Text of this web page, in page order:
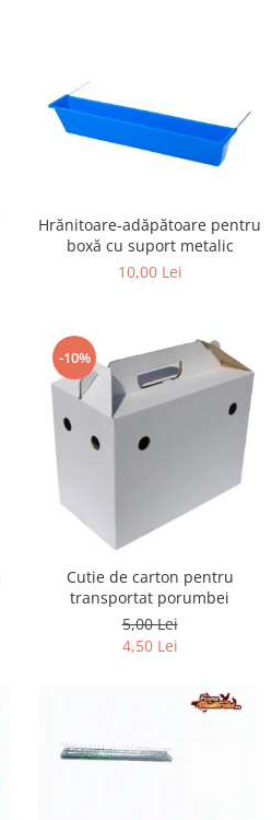
Hrănitoare-adăpătoare pentru
boxă cu suport metalic
10,00 Lei
-10%
Cutie de carton pentru
transportat porumbei
5,00 Lei
4,50 Lei